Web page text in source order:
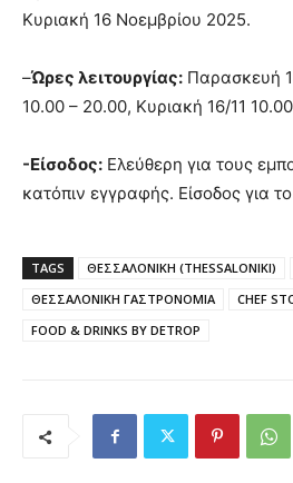
Κυριακή 16 Νοεμβρίου 2025.
–Ώρες λειτουργίας: Παρασκευή
10.00 – 20.00, Κυριακή 16/11
-Είσοδος: Ελεύθερη για τους
κατόπιν εγγραφής. Είσοδος για
TAGS ΘΕΣΣΑΛΟΝΙΚΗ (THESSALONIKI)
ΘΕΣΣΑΛΟΝΙΚΗ ΓΑΣΤΡΟΝΟΜΙΑ
CHEF
FOOD & DRINKS BY DETROP